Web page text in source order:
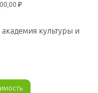
₽
академия культуры и